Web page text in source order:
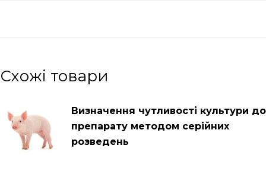
Схожі товари
Визначення чутливості культури до
препарату методом серійних
розведень